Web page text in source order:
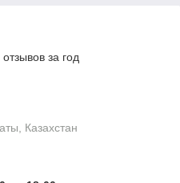
за год
Казахстан